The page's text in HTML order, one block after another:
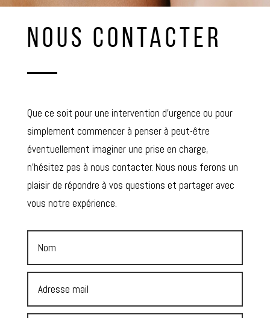
NOUS CONTACTER
Que ce soit pour une intervention d’urgence ou pour
simplement commencer à penser à peut-être
éventuellement imaginer une prise en charge,
n’hésitez pas à nous contacter. Nous nous ferons un
plaisir de répondre à vos questions et partager avec
vous notre expérience.